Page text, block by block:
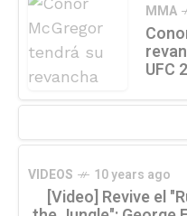
MMA
UFC
VIDEOS 10 years ago
[Video] Revive el